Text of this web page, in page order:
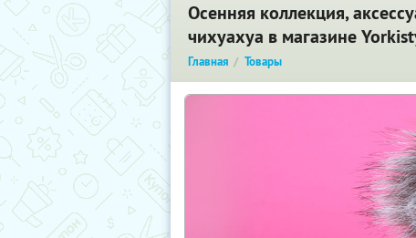
Осенняя коллекция,
чихуахуа в магазине
Главная Товары